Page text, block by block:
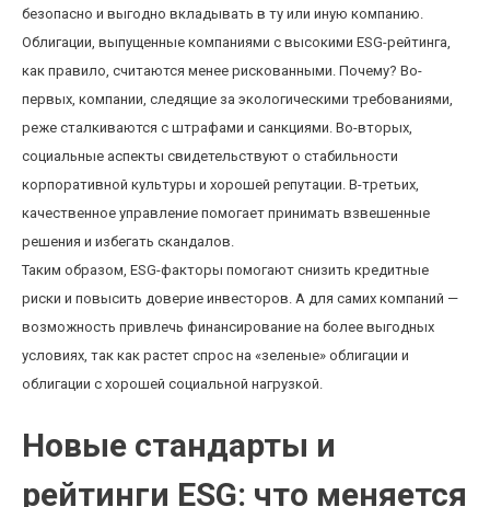
безопасно и выгодно вкладывать в ту или иную компанию.
Облигации, выпущенные компаниями с высокими ESG-рейтинга,
как правило, считаются менее рискованными. Почему? Во-
первых, компании, следящие за экологическими требованиями,
реже сталкиваются с штрафами и санкциями. Во-вторых,
социальные аспекты свидетельствуют о стабильности
корпоративной культуры и хорошей репутации. В-третьих,
качественное управление помогает принимать взвешенные
решения и избегать скандалов.
Таким образом, ESG-факторы помогают снизить кредитные
риски и повысить доверие инвесторов. А для самих компаний —
возможность привлечь финансирование на более выгодных
условиях, так как растет спрос на «зеленые» облигации и
облигации с хорошей социальной нагрузкой.
Новые стандарты и
рейтинги ESG: что меняется